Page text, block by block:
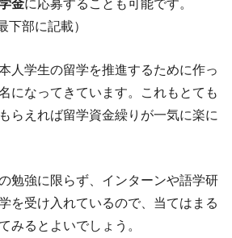
金に応募することも可能です。
下部に記載）
人学生の留学を推進するために作っ
になってきています。これもとても
らえれば留学資金繰りが一気に楽に
勉強に限らず、インターンや語学研
を受け入れているので、当てはまる
みるとよいでしょう。